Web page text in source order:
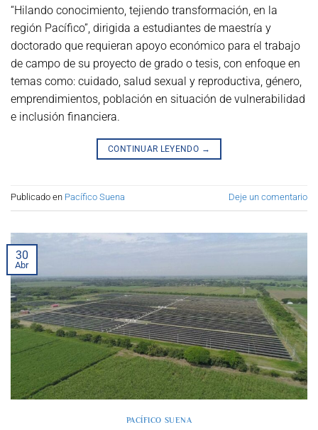
“Hilando conocimiento, tejiendo transformación, en la
región Pacífico”, dirigida a estudiantes de maestría y
doctorado que requieran apoyo económico para el trabajo
de campo de su proyecto de grado o tesis, con enfoque en
temas como: cuidado, salud sexual y reproductiva, género,
emprendimientos, población en situación de vulnerabilidad
e inclusión financiera.
CONTINUAR LEYENDO →
Publicado en Pacífico Suena Deje un comentario
30
Abr
PACÍFICO SUENA